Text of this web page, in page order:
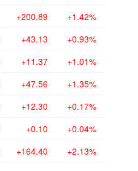
+200.89 +1.42%
+43.13 +0.93%
+11.37 +1.01%
+47.56 +1.35%
+12.30 +0.17%
+0.10 +0.04%
+164.40 +2.13%